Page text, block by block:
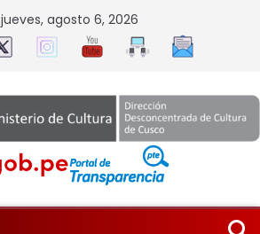
jueves, agosto 6, 2026